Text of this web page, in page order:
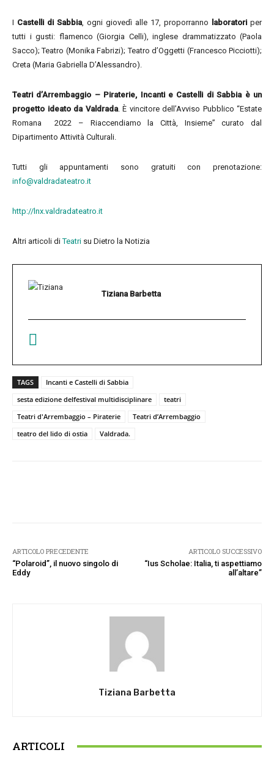
I Castelli di Sabbia, ogni giovedì alle 17, proporranno laboratori per
tutti i gusti: flamenco (Giorgia Celli), inglese drammatizzato (Paola
Sacco); Teatro (Monika Fabrizi); Teatro d’Oggetti (Francesco Picciotti);
Creta (Maria Gabriella D’Alessandro).
Teatri d’Arrembaggio – Piraterie, Incanti e Castelli di Sabbiaè un
progetto ideato da Valdrada. È vincitore dell’Avviso Pubblico “Estate
Romana 2022 – Riaccendiamo la Città, Insieme” curato dal
Dipartimento Attività Culturali.
Tutti gli appuntamenti sono gratuiti con prenotazione:
info@valdradateatro.it
http://lnx.valdradateatro.it
Altri articoli diTeatri su Dietro la Notizia
Tiziana Barbetta
TAGS
Incanti e Castelli di Sabbia
sesta edizione delfestival multidisciplinare
teatri
Teatri d'Arrembaggio – Piraterie
Teatri d’Arrembaggio
teatro del lido di ostia
Valdrada.
ARTICOLO PRECEDENTE
“Polaroid”, il nuovo singolo di
Eddy
ARTICOLO SUCCESSIVO
“Ius Scholae: Italia, ti aspettiamo
all’altare”
Tiziana Barbetta
ARTICOLI